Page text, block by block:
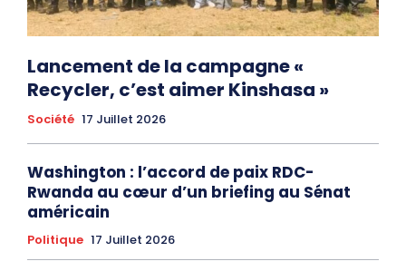
Lancement de la campagne «
Recycler, c’est aimer Kinshasa »
Société 17 Juillet 2026
Washington : l’accord de paix RDC-
Rwanda au cœur d’un briefing au Sénat
américain
Politique 17 Juillet 2026